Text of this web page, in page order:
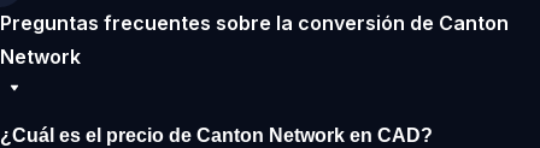
Preguntas frecuentes sobre la conversión de Canton
Network
¿Cuál es el precio de Canton Network en CAD?